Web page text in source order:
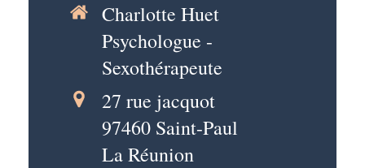
Charlotte Huet
Psychologue -
Sexothérapeute
27 rue jacquot
97460 Saint-Paul
La Réunion